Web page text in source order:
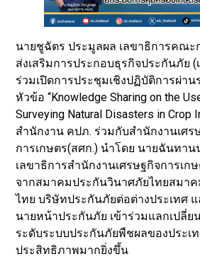
นายชูฉัตร ประมูลผล เลขาธิการคณะ
ส่งเสริมการประกอบธุรกิจประกันภัย (
ร่วมเปิดการประชุมเชิงปฏิบัติการผ่า
หัวข้อ “Knowledge Sharing on the
Surveying Natural Disasters in Crop
สำนักงาน คปภ. ร่วมกับสำนักงานเศร
การเกษตร(สศก.) นำโดย นายฉันทา
เลขาธิการสำนักงานเศรษฐกิจการเ
จากสมาคมประกันวินาศภัยไทยสมา
ไทย บริษัทประกันภัยต่อต่างประเทศ
นายหน้าประกันภัย เข้าร่วมแลกเปลี่ย
ระดับระบบประกันภัยพืชผลของประเ
ประสิทธิภาพมากยิ่งขึ้น